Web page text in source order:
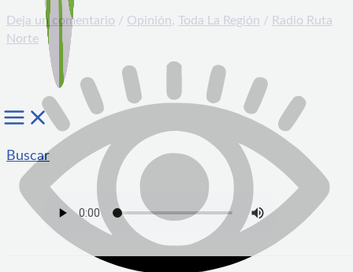
Buscar
Deja un comentario / Opinión, Toda La Región / Radio Ruta
Norte